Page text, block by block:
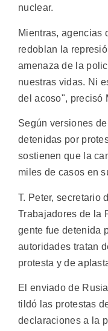
nuclear.
Mientras, agencias
redoblan la
amenaza de la
nuestras vidas. Ni
del acoso", precisó
Según versiones
detenidas por
sostienen que la
miles de casos en
T. Peter, secretario
Trabajadores de la
gente fue detenida
autoridades tratan
protesta y de
El enviado de
tildó las protestas
declaraciones a la